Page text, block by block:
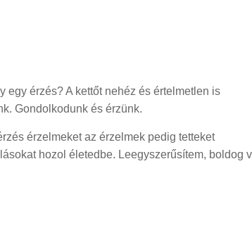
egy érzés? A kettőt nehéz és értelmetlen is
Gondolkodunk és érzünk.
érzelmeket az érzelmek pedig tetteket
hozol életedbe. Leegyszerűsítem, boldog